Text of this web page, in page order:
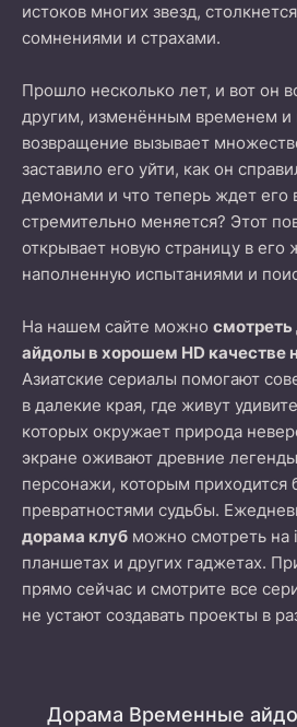
истоков многих звезд,
сомнениями и страхами.
Прошло несколько лет, и вот он
другим, изменённым временем и
возвращение вызывает
заставило его уйти, как он
демонами и что теперь ждет его
стремительно меняется? Этот
открывает новую страницу в его
наполненную испытаниями и
На нашем сайте можно
айдолы в хорошем HD качестве
Азиатские сериалы помогают
в далекие края, где живут
которых окружает природа
экране оживают древние
персонажи, которым приходится
превратностями судьбы.
дорама клуб можно смотреть на
планшетах и других гаджетах.
прямо сейчас и смотрите все
не устают создавать проекты в
Дорама Временные